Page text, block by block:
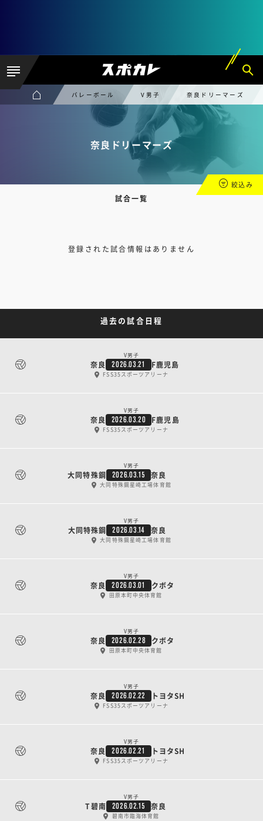
バレーボール V男子 奈良ドリーマーズ
奈良ドリーマーズ
試合一覧
絞込み
登録された試合情報はありません
過去の試合日程
V男子
奈良 2026.03.21 F鹿児島
FSS35スポーツアリーナ
V男子
奈良 2026.03.20 F鹿児島
FSS35スポーツアリーナ
V男子
大同特殊鋼 2026.03.15 奈良
大同特殊鋼星崎工場体育館
V男子
大同特殊鋼 2026.03.14 奈良
大同特殊鋼星崎工場体育館
V男子
奈良 2026.03.01 クボタ
田原本町中央体育館
V男子
奈良 2026.02.28 クボタ
田原本町中央体育館
V男子
奈良 2026.02.22 トヨタSH
FSS35スポーツアリーナ
V男子
奈良 2026.02.21 トヨタSH
FSS35スポーツアリーナ
V男子
T碧南 2026.02.15 奈良
碧南市臨海体育館